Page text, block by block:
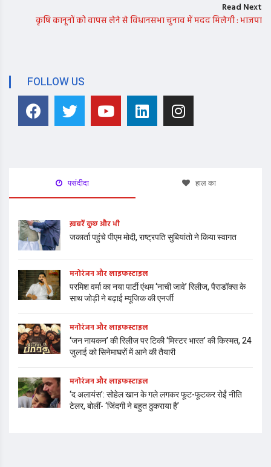
Read Next
कृषि कानूनों को वापस लेने से विधानसभा चुनाव में मदद मिलेगी : भाजपा
FOLLOW US
पसंदीदा हाल का
ख़बरें कुछ और भी
जकार्ता पहुंचे पीएम मोदी, राष्ट्रपति सुबियांतो ने किया स्वागत
मनोरंजन और लाइफस्टाइल
परमिश वर्मा का नया पार्टी एंथम ‘नाची जावे’ रिलीज, पैराडॉक्स के
साथ जोड़ी ने बढ़ाई म्यूजिक की एनर्जी
मनोरंजन और लाइफस्टाइल
‘जन नायकन’ की रिलीज पर टिकी ‘मिस्टर भारत’ की किस्मत, 24
जुलाई को सिनेमाघरों में आने की तैयारी
मनोरंजन और लाइफस्टाइल
‘द अलायंस’: सोहेल खान के गले लगकर फूट-फूटकर रोईं नीति
टेलर, बोलीं- ‘जिंदगी ने बहुत ठुकराया है’